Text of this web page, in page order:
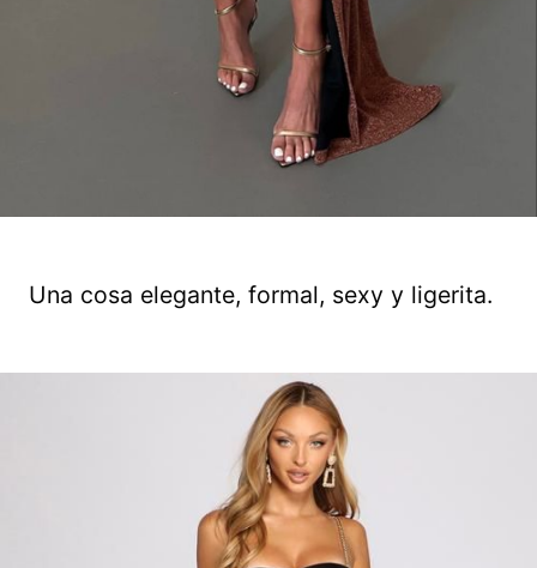
Una cosa elegante, formal, sexy y ligerita.